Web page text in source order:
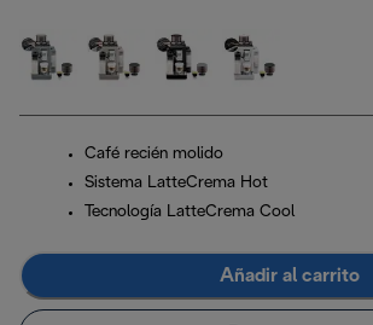
Café recién molido
Sistema LatteCrema Hot
Tecnología LatteCrema Cool
Añadir al carrito